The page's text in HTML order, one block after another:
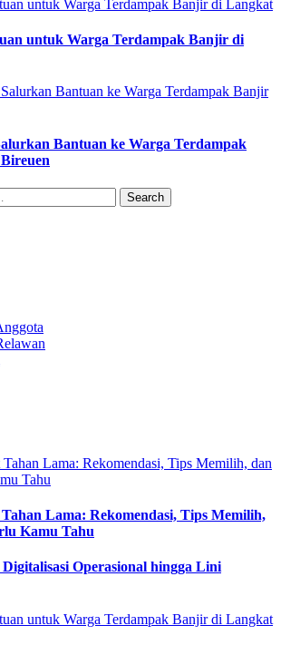
untuk Warga Terdampak Banjir di
Bantuan ke Warga Terdampak
Lama: Rekomendasi, Tips Memilih,
Kamu Tahu
Operasional hingga Lini